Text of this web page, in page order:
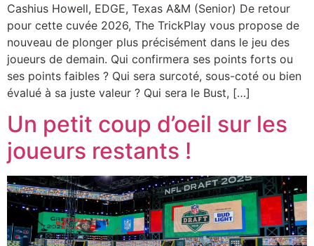
Cashius Howell, EDGE, Texas A&M (Senior) De retour
pour cette cuvée 2026, The TrickPlay vous propose de
nouveau de plonger plus précisément dans le jeu des
joueurs de demain. Qui confirmera ses points forts ou
ses points faibles ? Qui sera surcoté, sous-coté ou bien
évalué à sa juste valeur ? Qui sera le Bust, […]
Un petit coup d’oeil sur les
joueurs restants !